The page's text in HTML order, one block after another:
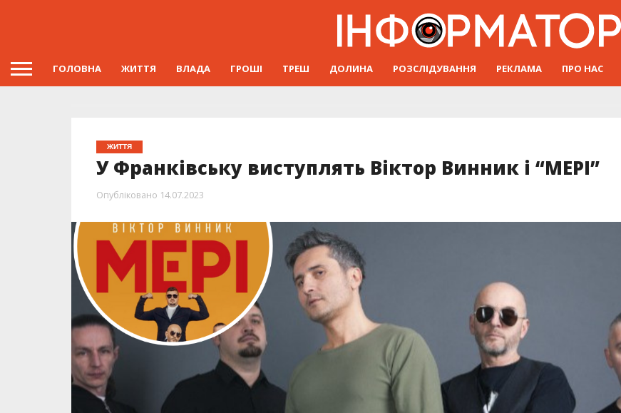
ГОЛОВНА ЖИТТЯ ВЛАДА ГРОШІ ТРЕШ ДОЛИНА РОЗСЛІДУВАННЯ РЕКЛАМА ПРО НАС
ЖИТТЯ
У Франківську виступлять Віктор Винник і “МЕРІ”
Опубліковано 14.07.2023